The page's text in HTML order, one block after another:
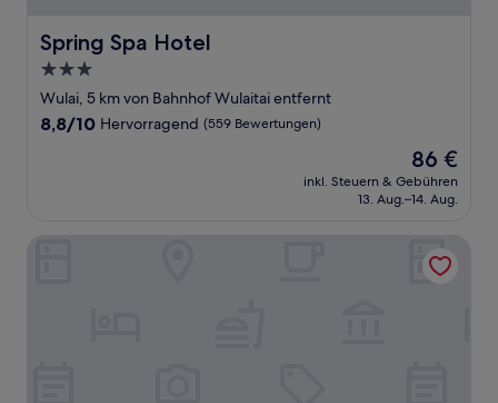
Spring Spa Hotel
Spring Spa Hotel
3.0-
Sterne-
Unterkunft
Wulai, 5 km von Bahnhof Wulaitai entfernt
8.8
8,8/10 Hervorragend (559 Bewertungen)
Der
Preis
beträgt
86 €
inkl. Steuern & Gebühren
13. Aug.–14. Aug.